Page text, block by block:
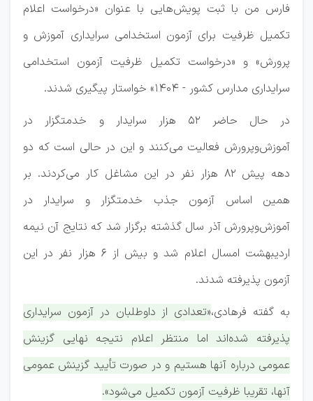
فارس من با ثبت پویش‌هایی با عنوان «درخواست اعلام
تکمیل ظرفیت برای آزمون استخدامی سرایداری آموزش و
پرورش» و «درخواست تکمیل ظرفیت آزمون استخدامی
سرایداری مدارس کشور - ۱۴۰۴» خواستار پیگیری شدند.
در حال حاضر ۵۲ هزار سرایدار و خدمتگزار در
آموزش‌وپرورش فعالیت می‌کنند و این در حالی است که دو
دهه پیش ۸۲ هزار نفر در این مشاغل کار می‌کردند. بر
همین اساس آزمون جذب خدمتگزار و سرایدار در
آموزش‌وپرورش آذر سال گذشته برگزار شد که نتایج آن نیمه
اردیبهشت امسال اعلام شد و بیش از ۶ هزار نفر در این
آزمون پذیرفته شدند.
به گفته فرهادی،«تعدادی از داوطلبان در آزمون سرایداری
پذیرفته شده‌اند اما منتظر اعلام نتیجه نهایی گزینش
عمومی درباره آنها هستیم و در صورت تأیید گزینش عمومی
آنها، تقریبا ظرفیت آزمون تکمیل می‌شود».